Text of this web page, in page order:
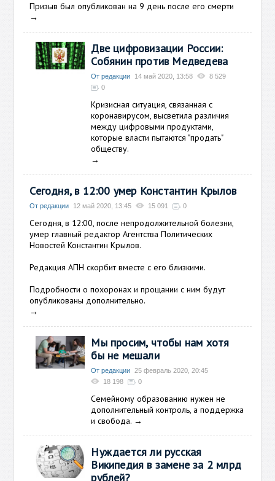
Призыв был опубликован на 9 день после его смерти
→
Две цифровизации России:
Собянин против Медведева
От редакции 14 май 2020, 13:58
8 529
0
Кризисная ситуация, связанная с
коронавирусом, высветила различия
между цифровыми продуктами,
которые власти пытаются "продать"
обществу.
→
Сегодня, в 12:00 умер Константин Крылов
От редакции 12 май 2020, 13:45 15 091 0
Сегодня, в 12:00, после непродолжительной болезни,
умер главный редактор Агентства Политических
Новостей Константин Крылов.
Редакция АПН скорбит вместе с его близкими.
Подробности о похоронах и прощании с ним будут
опубликованы дополнительно.
→
Мы просим, чтобы нам хотя
бы не мешали
От редакции
25 февраль 2020, 20:45
18 198
0
Семейному образованию нужен не
дополнительный контроль, а поддержка
и свобода. →
Нуждается ли русская
Википедия в замене за 2 млрд
рублей?